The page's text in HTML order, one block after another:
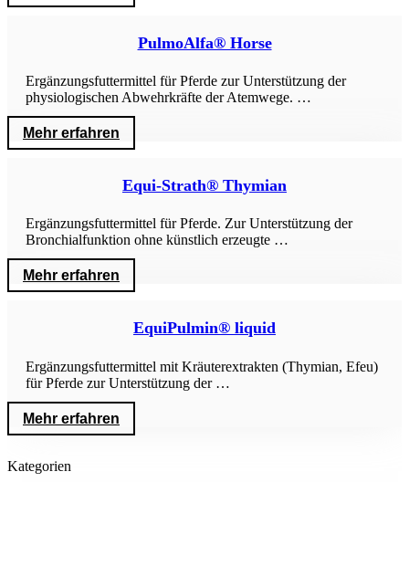
PulmoAlfa® Horse
Ergänzungsfuttermittel für Pferde zur Unterstützung der
physiologischen Abwehrkräfte der Atemwege. …
Mehr erfahren
Equi-Strath® Thymian
Ergänzungsfuttermittel für Pferde. Zur Unterstützung der
Bronchialfunktion ohne künstlich erzeugte …
Mehr erfahren
EquiPulmin® liquid
Ergänzungsfuttermittel mit Kräuterextrakten (Thymian, Efeu)
für Pferde zur Unterstützung der …
Mehr erfahren
Kategorien